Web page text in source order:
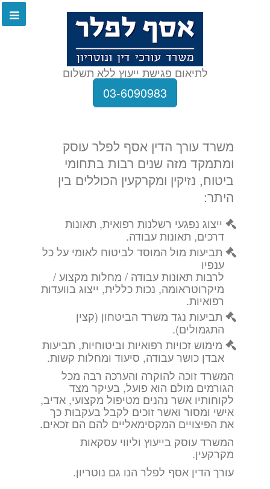
לתיאום פגישת ייעוץ ללא תשלום
03-6090983
משרד עורך הדין אסף לפלר עוסק
ומתמקד מזה שנים רבות בתחומי
ביטוח, נזיקין ומקרקעין הכוללים בין
היתר:
ייצוג נפגעי רשלנות רפואית, תאונות
דרכים, תאונות עבודה.
תביעות מול המוסד לביטוח לאומי על כל
ענפיו
לרבות תאונות עבודה / מחלות מקצוע /
מיקרוטראומה, נכות כללית, ייצוג בוועדות
רפואיות.
תביעות נגד משרד הביטחון (קצין
התגמולים).
מימוש זכויות רפואיות וביטוחיות, תביעות
אבדן כושר עבודה, סיעוד ומחלות קשות.
המשרד זוכה להוקרה והערכה רבה מכל
הגורמים מולם הוא פועל, בעיקר מצד
לקוחותיו אשר נהנים מטיפול מקצועי, אדיב,
אישי ומסור ואשר זוכים לקבל בעקבות כך
את הפיצויים המקסימאליים להם הם זכאים.
המשרד עוסק בייעוץ וליווי עסקאות
מקרקעין.
עורך הדין אסף לפלר הנו גם נוטריון.